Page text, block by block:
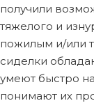
получили
тяжелого и
пожилым и/или
сиделки
умеют быстро
понимают их